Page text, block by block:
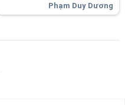
Phạm Duy Dương